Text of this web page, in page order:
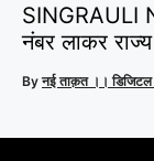
SINGRAULI
नंबर लाकर
Byनई ताक़त ।। डिजिटल